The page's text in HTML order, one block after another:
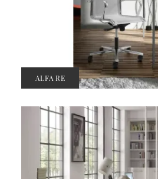
ALFA RE